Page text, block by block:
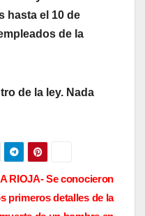
hasta el 10 de
de la
de la ley. Nada
RIOJA- Se conocieron
primeros detalles de la